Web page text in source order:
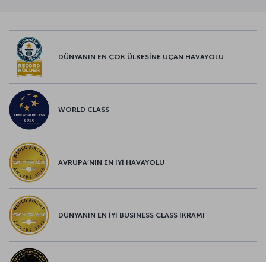
DÜNYANIN EN ÇOK ÜLKESİNE UÇAN HAVAYOLU
WORLD CLASS
AVRUPA’NIN EN İYİ HAVAYOLU
DÜNYANIN EN İYİ BUSINESS CLASS İKRAMI